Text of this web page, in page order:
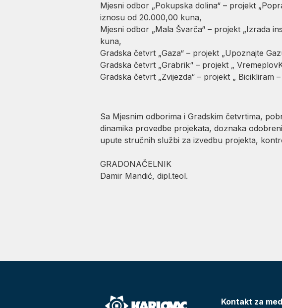
Mjesni odbor „Pokupska dolina“ – projekt
iznosu od 20.000,00 kuna,
Mjesni odbor „Mala Švarča“ – projekt „Izrada
kuna,
Gradska četvrt „Gaza“ – projekt „Upoznajte
Gradska četvrt „Grabrik“ – projekt „
Gradska četvrt „Zvijezda“ – projekt „ Bicikliram
Sa Mjesnim odborima i Gradskim četvrtima,
dinamika provedbe projekata, doznaka
upute stručnih službi za izvedbu projekta,
GRADONAČELNIK
Damir Mandić, dipl.teol.
Kontakt za